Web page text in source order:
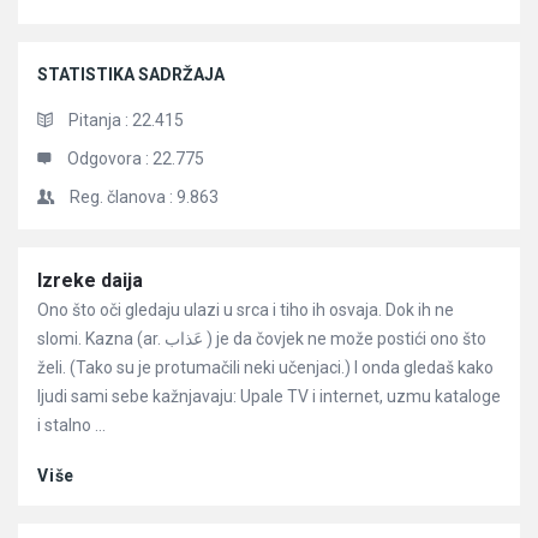
STATISTIKA SADRŽAJA
Pitanja : 22.415
Odgovora : 22.775
Reg. članova : 9.863
Članci
Izreke daija
Ono što oči gledaju ulazi u srca i tiho ih osvaja. Dok ih ne
slomi. Kazna (ar. عَذاب ) je da čovjek ne može postići ono što
želi. (Tako su je protumačili neki učenjaci.) I onda gledaš kako
ljudi sami sebe kažnjavaju: Upale TV i internet, uzmu kataloge
i stalno ...
Više